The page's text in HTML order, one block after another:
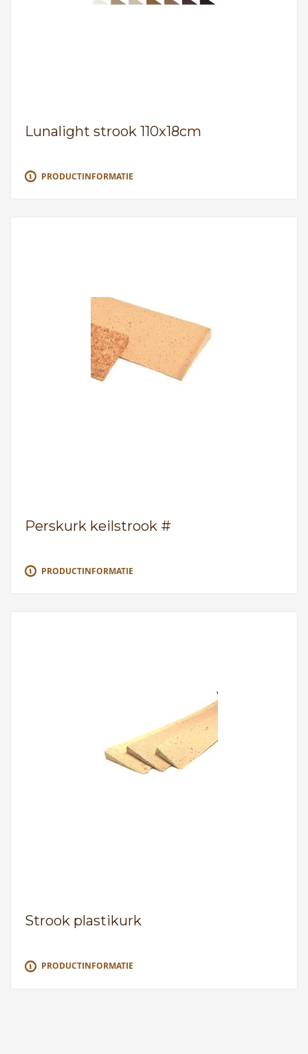
Lunalight strook 110x18cm
PRODUCTINFORMATIE
Perskurk keilstrook #
PRODUCTINFORMATIE
Strook plastikurk
PRODUCTINFORMATIE